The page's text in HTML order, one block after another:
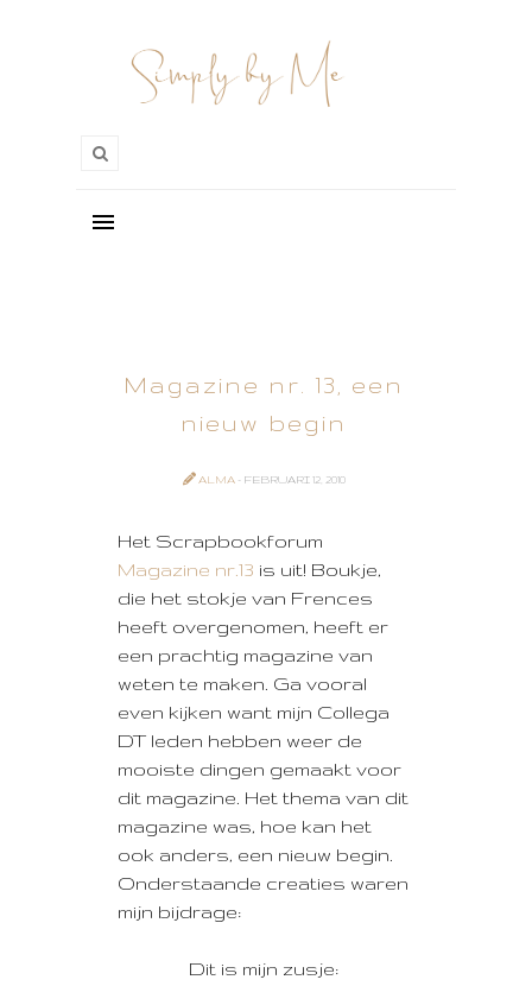
Magazine nr. 13, een
nieuw begin
ALMA - FEBRUARI 12, 2010
Het Scrapbookforum
Magazine nr.13 is uit! Boukje,
die het stokje van Frences
heeft overgenomen, heeft er
een prachtig magazine van
weten te maken. Ga vooral
even kijken want mijn Collega
DT leden hebben weer de
mooiste dingen gemaakt voor
dit magazine. Het thema van dit
magazine was, hoe kan het
ook anders, een nieuw begin.
Onderstaande creaties waren
mijn bijdrage:
Dit is mijn zusje: